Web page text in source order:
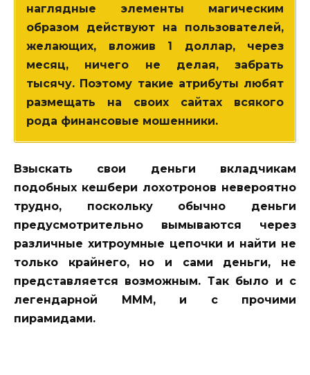
наглядные элементы магическим
образом действуют на пользователей,
желающих, вложив 1 доллар, через
месяц, ничего не делая, забрать
тысячу. Поэтому такие атрибуты любят
размещать на своих сайтах всякого
рода финансовые мошенники.
Взыскать свои деньги вкладчикам
подобных кешбери лохотронов невероятно
трудно, поскольку обычно деньги
предусмотрительно вымываются через
различные хитроумные цепочки и найти не
только крайнего, но и сами деньги, не
представляется возможным. Так было и с
легендарной МММ, и с прочими
пирамидами.